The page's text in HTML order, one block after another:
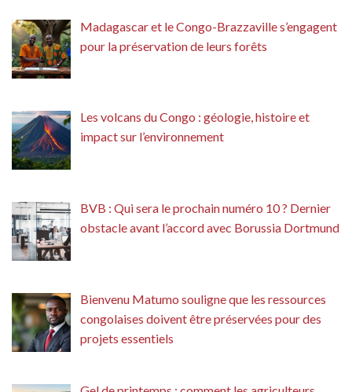
Madagascar et le Congo-Brazzaville s’engagent
pour la préservation de leurs forêts
Les volcans du Congo : géologie, histoire et
impact sur l’environnement
BVB : Qui sera le prochain numéro 10 ? Dernier
obstacle avant l’accord avec Borussia Dortmund
Bienvenu Matumo souligne que les ressources
congolaises doivent être préservées pour des
projets essentiels